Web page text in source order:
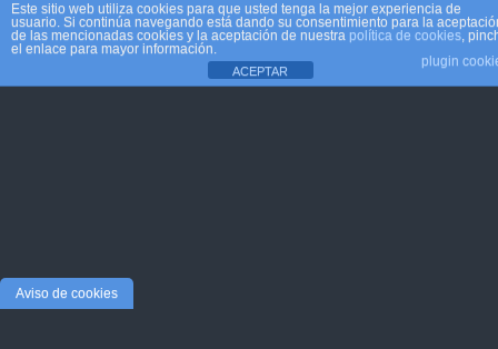
Este sitio web utiliza cookies para que usted tenga la mejor experiencia de
usuario. Si continúa navegando está dando su consentimiento para la
de las mencionadas cookies y la aceptación de nuestra política de cookies,
el enlace para mayor información.
plugin
ACEPTAR
Aviso de cookies